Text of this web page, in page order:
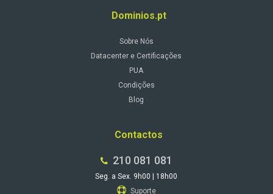
Dominios.pt
Sobre Nós
Datacenter e Certificações
PUA
Condições
Blog
Contactos
210 081 081
Seg. a Sex. 9h00 | 18h00
Suporte